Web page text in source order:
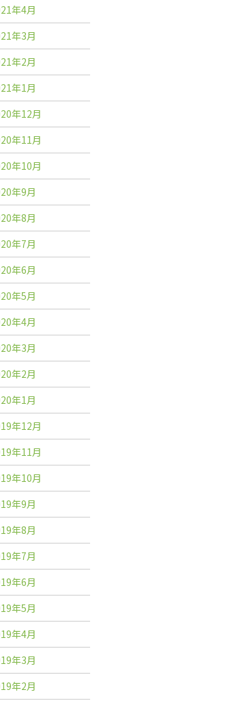
年4月
年3月
年2月
年1月
年12月
年11月
年10月
年9月
年8月
年7月
年6月
年5月
年4月
年3月
年2月
年1月
年12月
年11月
年10月
年9月
年8月
年7月
年6月
年5月
年4月
年3月
年2月